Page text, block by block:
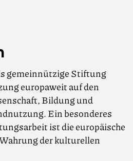
gemeinnützige Stiftung
europaweit auf den
Bildung und
Ein besonderes
ist die europäische
der kulturellen